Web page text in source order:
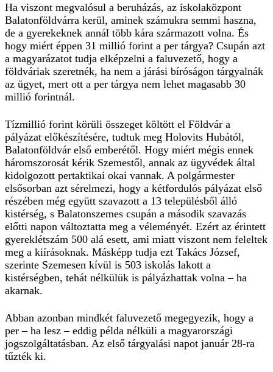
Ha viszont megvalósul a beruházás, az iskolaközpont
Balatonföldvárra kerül, aminek számukra semmi haszna,
de a gyerekeknek annál több kára származott volna. És
hogy miért éppen 31 millió forint a per tárgya? Csupán azt
a magyarázatot tudja elképzelni a faluvezető, hogy a
földváriak szeretnék, ha nem a járási bíróságon tárgyalnák
az ügyet, mert ott a per tárgya nem lehet magasabb 30
millió forintnál.
Tízmillió forint körüli összeget költött el Földvár a
pályázat előkészítésére, tudtuk meg Holovits Hubától,
Balatonföldvár első emberétől. Hogy miért mégis ennek
háromszorosát kérik Szemestől, annak az ügyvédek által
kidolgozott pertaktikai okai vannak. A polgármester
elsősorban azt sérelmezi, hogy a kétfordulós pályázat első
részében még együtt szavazott a 13 településből álló
kistérség, s Balatonszemes csupán a második szavazás
előtti napon változtatta meg a véleményét. Ezért az érintett
gyereklétszám 500 alá esett, ami miatt viszont nem feleltek
meg a kiírásoknak. Másképp tudja ezt Takács József,
szerinte Szemesen kívül is 503 iskolás lakott a
kistérségben, tehát nélkülük is pályázhattak volna – ha
akarnak.
Abban azonban mindkét faluvezető megegyezik, hogy a
per – ha lesz – eddig példa nélküli a magyarországi
jogszolgáltatásban. Az első tárgyalási napot január 28-ra
tűzték ki.